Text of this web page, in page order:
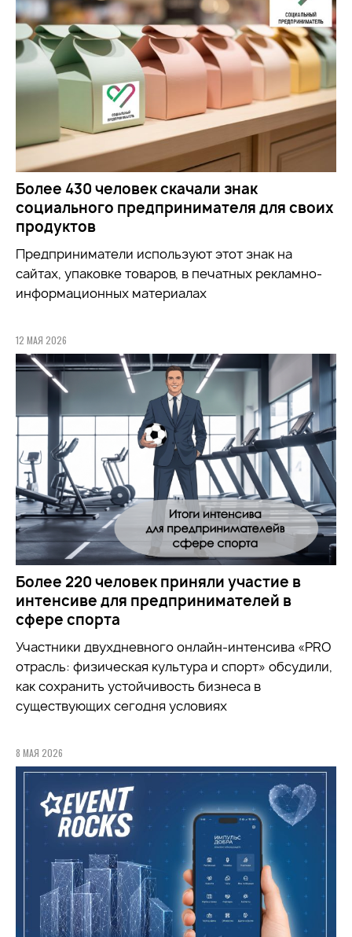
Более 430 человек скачали знак
социального предпринимателя для своих
продуктов
Предприниматели используют этот знак на
сайтах, упаковке товаров, в печатных рекламно-
информационных материалах
12 МАЯ 2026
Более 220 человек приняли участие в
интенсиве для предпринимателей в
сфере спорта
Участники двухдневного онлайн-интенсива «PRO
отрасль: физическая культура и спорт» обсудили,
как сохранить устойчивость бизнеса в
существующих сегодня условиях
8 МАЯ 2026